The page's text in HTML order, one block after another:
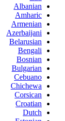
Albanian
Amharic
Armenian
Azerbaijani
Belarusian
Bengali
Bosnian
Bulgarian
Cebuano
Chichewa
Corsican
Croatian
Dutch